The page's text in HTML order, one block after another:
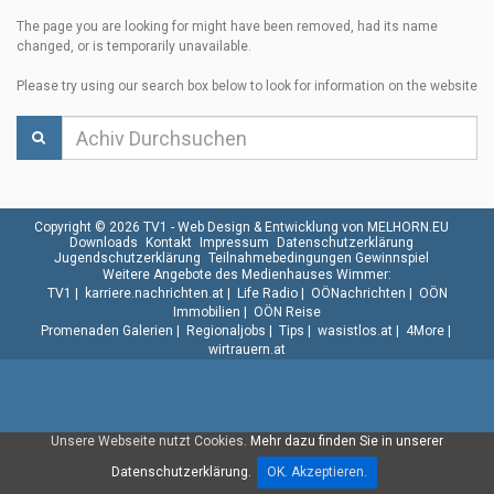
The page you are looking for might have been removed, had its name
changed, or is temporarily unavailable.
Please try using our search box below to look for information on the website
Unsere Webseite nutzt Cookies. Mehr dazu finden Sie in unserer
Datenschutzerklärung.
OK. Akzeptieren.
Copyright © 2026 TV1 - Web Design & Entwicklung von MELHORN.EU
Downloads
Kontakt Impressum
Datenschutzerklärung
Jugendschutzerklärung Teilnahmebedingungen Gewinnspiel
Weitere Angebote des Medienhauses Wimmer:
TV1
karriere.nachrichten.at| Life Radio| OÖNachrichten
OÖN
Immobilien
OÖN Reise
Promenaden Galerien
Regionaljobs Tips wasistlos.at| 4More|
wirtrauern.at